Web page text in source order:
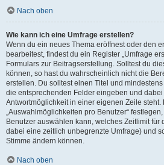
Nach oben
Wie kann ich eine Umfrage erstellen?
Wenn du ein neues Thema eröffnest oder den
bearbeitest, findest du ein Register „Umfrage
Formulars zur Beitragserstellung. Solltest du
können, so hast du wahrscheinlich nicht die
erstellen. Du solltest einen Titel und
die entsprechenden Felder eingeben und
Antwortmöglichkeit in einer eigenen Zeile steht.
„Auswahlmöglichkeiten pro Benutzer“
Benutzer auswählen kann, welches Zeitlimit für
dabei eine zeitlich unbegrenzte Umfrage) und
Stimme ändern können.
Nach oben